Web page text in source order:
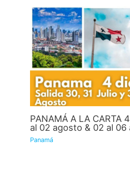
PANAMÁ A LA CARTA
al 02 agosto & 02 al 06
Panamá